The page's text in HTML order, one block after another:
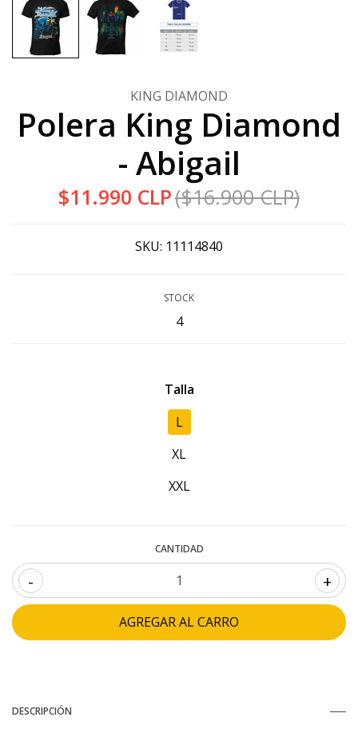
KING DIAMOND
Polera King Diamond
- Abigail
$11.990 CLP($16.900 CLP)
SKU: 11114840
STOCK
4
Talla
L
XL
XXL
CANTIDAD
- +
DESCRIPCIÓN